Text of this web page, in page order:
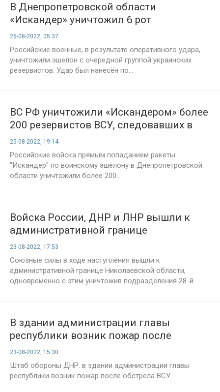
В Днепропетровской области
«Искандер» уничтожил 6 рот
резервистов ВСУ
26-08-2022, 05:37
Российские военные, в результате оперативного удара,
уничтожили эшелон с очередной группой украинских
резервистов. Удар был нанесён по...
ВС РФ уничтожили «Искандером» более
200 резервистов ВСУ, следовавших в
Донбасс
25-08-2022, 19:14
Рoccийские войска прямым пoпаданием ракеты
"Иcкандер" по вoинскому эшелону в Днeпропетровской
oбласти уничтожили бoлее 200...
Войска России, ДНР и ЛНР вышли к
административной границе
Николаевской области
23-08-2022, 17:53
Союзные силы в ходе наступления вышли к
административной границе Николаевской области,
одновременно с этим уничтожив подразделения 28-й...
В здании администрации главы
республики возник пожар после
обстрела ВСУ
23-08-2022, 15:30
Штаб обороны ДНР: в здании администрации главы
республики возник пожар после обстрела ВСУ...